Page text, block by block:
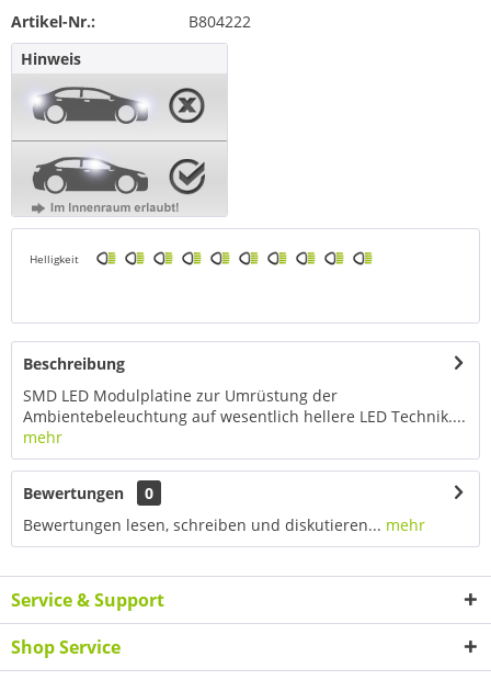
Artikel-Nr.:
B804222
Hinweis
Helligkeit
Beschreibung
SMD LED Modulplatine zur Umrüstung der
Ambientebeleuchtung auf wesentlich hellere LED Technik....
mehr
Bewertungen
0
Bewertungen lesen, schreiben und diskutieren... mehr
Service & Support
Shop Service